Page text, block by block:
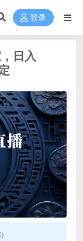
登录
日入